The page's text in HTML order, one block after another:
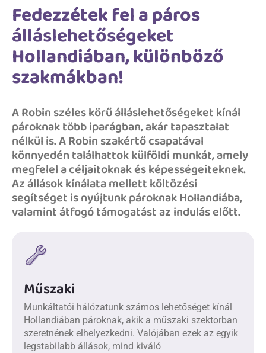
Fedezzétek fel a páros
álláslehetőségeket
Hollandiában, különböző
szakmákban!
A Robin széles körű álláslehetőségeket kínál
pároknak több iparágban, akár tapasztalat
nélkül is. A Robin szakértő csapatával
könnyedén találhattok külföldi munkát, amely
megfelel a céljaitoknak és képességeiteknek.
Az állások kínálata mellett költözési
segítséget is nyújtunk pároknak Hollandiába,
valamint átfogó támogatást az indulás előtt.
Műszaki
Munkáltatói hálózatunk számos lehetőséget kínál
Hollandiában pároknak, akik a műszaki szektorban
szeretnének elhelyezkedni. Valójában ezek az egyik
legstabilabb állások, mind kiváló